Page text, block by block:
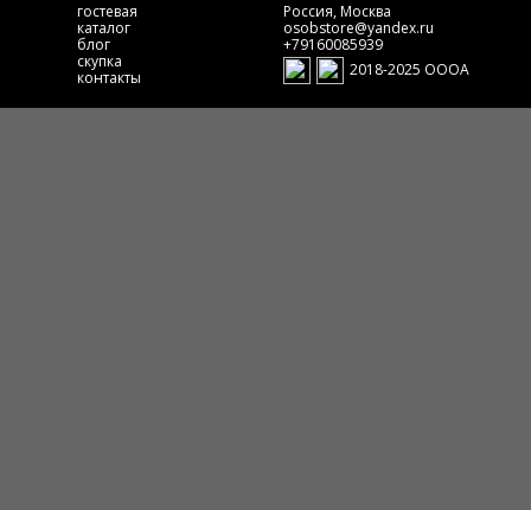
гостевая
каталог
блог
скупка
контакты
Россия, Москва
osobstore@yandex.ru
+79160085939
2018-2025 ОООА